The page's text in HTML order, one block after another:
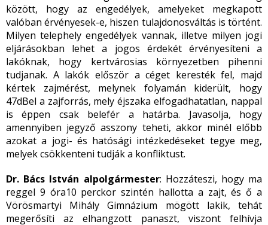
között, hogy az engedélyek, amelyeket megkapott
valóban érvényesek-e, hiszen tulajdonosváltás is történt.
Milyen telephely engedélyek vannak, illetve milyen jogi
eljárásokban lehet a jogos érdekét érvényesíteni a
lakóknak, hogy kertvárosias környezetben pihenni
tudjanak. A lakók először a céget keresték fel, majd
kértek zajmérést, melynek folyamán kiderült, hogy
47dBel a zajforrás, mely éjszaka elfogadhatatlan, nappal
is éppen csak belefér a határba. Javasolja, hogy
amennyiben jegyző asszony teheti, akkor minél előbb
azokat a jogi- és hatósági intézkedéseket tegye meg,
melyek csökkenteni tudják a konfliktust.
Dr. Bács István alpolgármester: Hozzáteszi, hogy ma
reggel 9 óra10 perckor szintén hallotta a zajt, és ő a
Vörösmartyi Mihály Gimnázium mögött lakik, tehát
megerősíti az elhangzott panaszt, viszont felhívja